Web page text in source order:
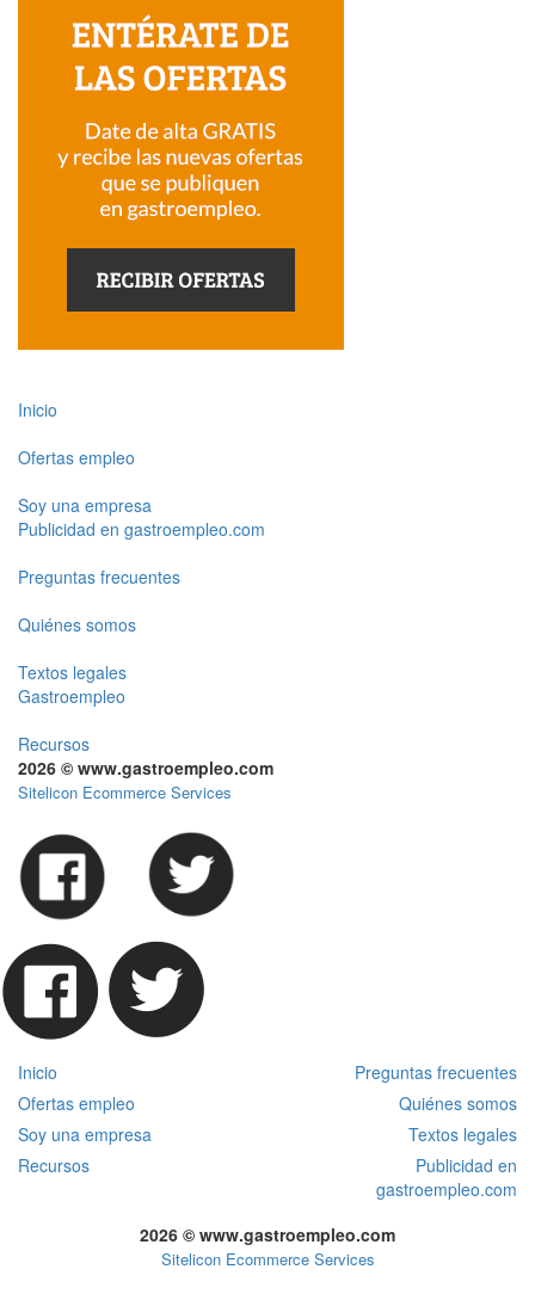
Inicio
Ofertas empleo
Soy una empresa
Publicidad en gastroempleo.com
Preguntas frecuentes
Quiénes somos
Textos legales
Gastroempleo
Recursos
2026 © www.gastroempleo.com
Sitelicon Ecommerce Services
Inicio
Preguntas frecuentes
Ofertas empleo
Quiénes somos
Soy una empresa
Textos legales
Recursos
Publicidad en
gastroempleo.com
2026 © www.gastroempleo.com
Sitelicon Ecommerce Services